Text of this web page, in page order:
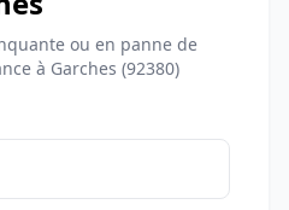
ou en panne de
à Garches (92380)